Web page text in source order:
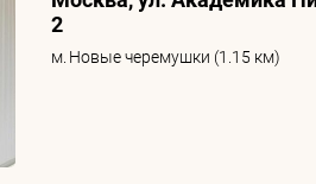
2
м. Новые черемушки (1.15 км)